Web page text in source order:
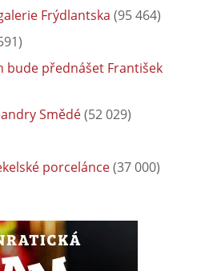
Frýdlantska (95 464)
bude přednášet František
Smědé(52 029)
porcelánce(37 000)